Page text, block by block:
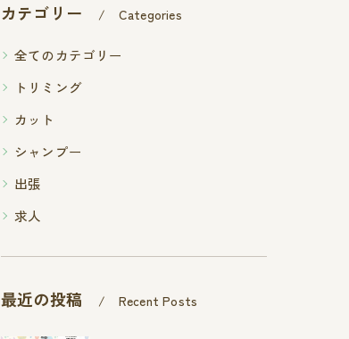
カテゴリー Categories
全てのカテゴリー
トリミング
カット
シャンプー
出張
求人
最近の投稿 Recent Posts